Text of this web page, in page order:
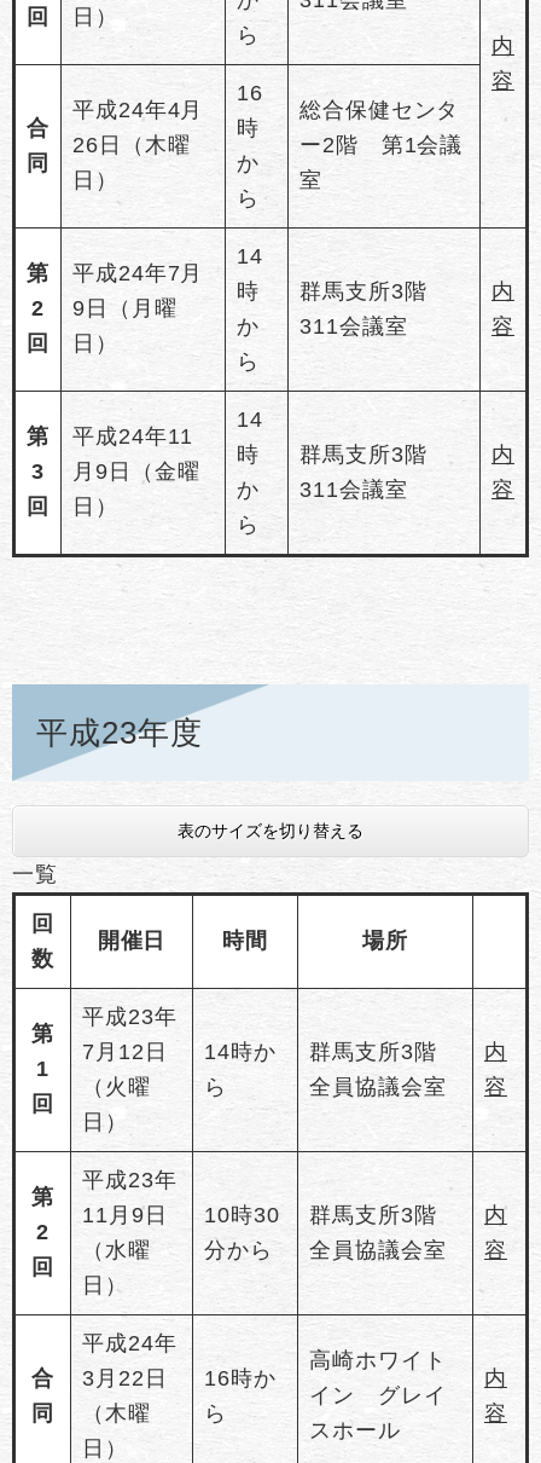
回 日）
ら
内
容
合
同
平成24年4月
26日（木曜
日）
16
時
か
ら
総合保健センタ
ー2階 第1会議
室
第
2
回
平成24年7月
9日（月曜
日）
14
時
か
ら
群馬支所3階
311会議室
内
容
第
3
回
平成24年11
月9日（金曜
日）
14
時
か
ら
群馬支所3階
311会議室
内
容
平成23年度
表のサイズを切り替える
一覧
回
数
開催日 時間 場所
第
1
回
平成23年
7月12日
（火曜
日）
14時か
ら
群馬支所3階
全員協議会室
内
容
第
2
回
平成23年
11月9日
（水曜
日）
10時30
分から
群馬支所3階
全員協議会室
内
容
合
同
平成24年
3月22日
（木曜
日）
16時か
ら
高崎ホワイト
イン グレイ
スホール
内
容